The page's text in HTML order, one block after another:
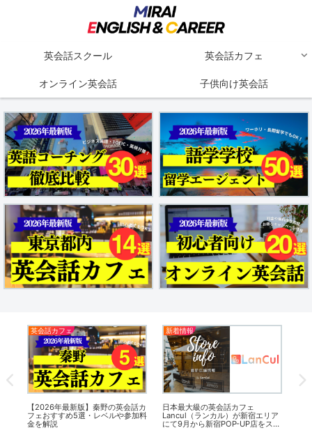
英会話スクール 英会話カフェ
オンライン英会話 子供向け英会話
英会話スクールまとめ
【2026年最新版】大和市のおすす
めの英会話スクール・英語教室5選
英会話カフェ
【2026年最新版】南千住の英会話
カフェおすすめ5選・レベルや参加
料金を解説